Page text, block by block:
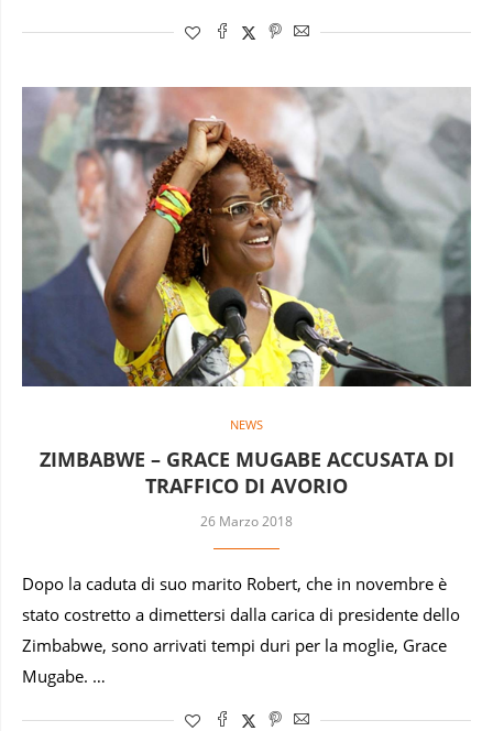
NEWS
ZIMBABWE – GRACE MUGABE ACCUSATA DI
TRAFFICO DI AVORIO
26 Marzo 2018
Dopo la caduta di suo marito Robert, che in novembre è
stato costretto a dimettersi dalla carica di presidente dello
Zimbabwe, sono arrivati tempi duri per la moglie, Grace
Mugabe. …